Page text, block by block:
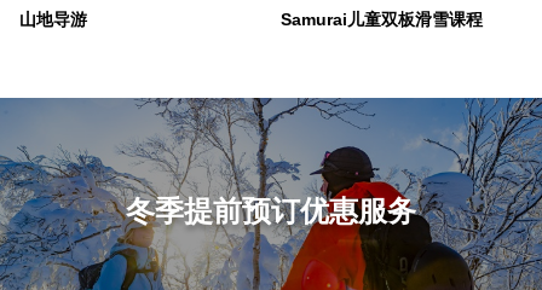
山地导游 Samurai儿童双板滑雪课程
冬季提前预订优惠服务